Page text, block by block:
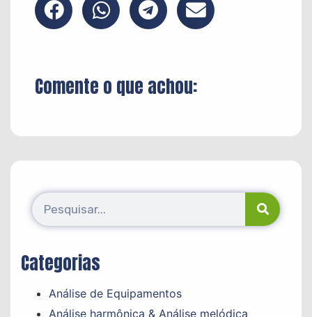
Comente o que achou:
Categorias
Análise de Equipamentos
Análise harmônica & Análise melódica